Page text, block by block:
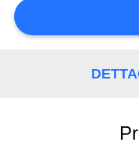
ROOM
SOLUTION